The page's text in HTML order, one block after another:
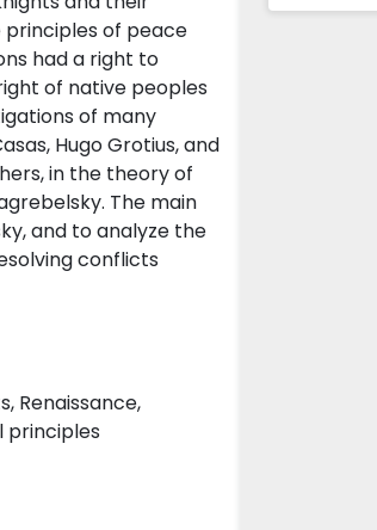
principles of peace
had a right to
of native peoples
of many
Hugo Grotius, and
in the theory of
The main
and to analyze the
conflicts
Renaissance,
principles